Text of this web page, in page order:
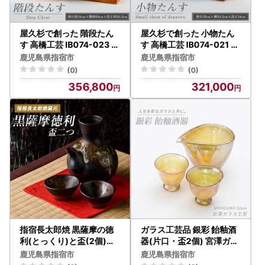
屋久杉で創った 階段たん
す 高橋工芸 IB074-023 工
芸品 工芸品
鹿児島県指宿市
(0)
356,800
屋久杉で創った 小物たん
す 高橋工芸 IB074-021 工
芸品 工芸品
鹿児島県指宿市
(0)
321,000
指宿長太郎焼 黒薩摩の徳
利(とっくり)と盃(2個)セ
ット 長太郎焼 IB019-009
鹿児島県指宿市
ガラス工芸品 銀彩 飴釉酒
器(片口・盃2個) 宮澤ガラ
ス IB095-002 酒器 酒器
鹿児島県指宿市